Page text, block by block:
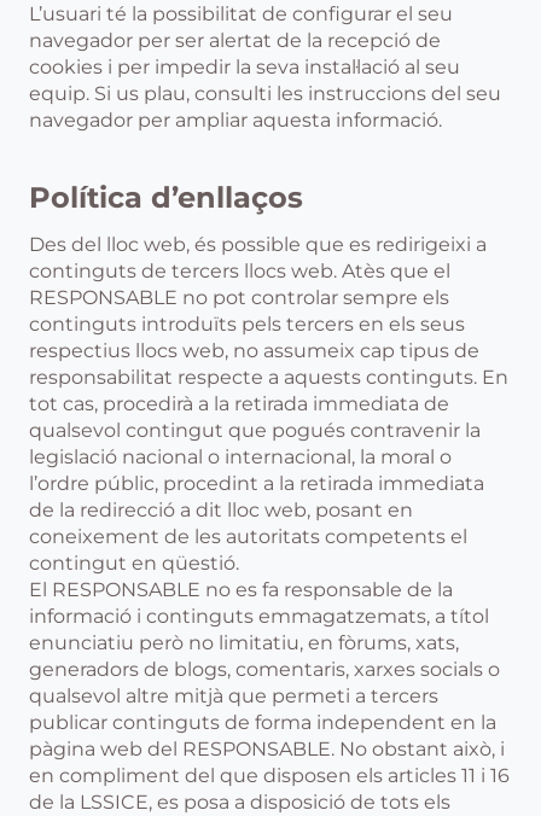
L’usuari té la possibilitat de configurar el seu
navegador per ser alertat de la recepció de
cookies i per impedir la seva instal·lació al seu
equip. Si us plau, consulti les instruccions del seu
navegador per ampliar aquesta informació.
Política d’enllaços
Des del lloc web, és possible que es redirigeixi a
continguts de tercers llocs web. Atès que el
RESPONSABLE no pot controlar sempre els
continguts introduïts pels tercers en els seus
respectius llocs web, no assumeix cap tipus de
responsabilitat respecte a aquests continguts. En
tot cas, procedirà a la retirada immediata de
qualsevol contingut que pogués contravenir la
legislació nacional o internacional, la moral o
l’ordre públic, procedint a la retirada immediata
de la redirecció a dit lloc web, posant en
coneixement de les autoritats competents el
contingut en qüestió.
El RESPONSABLE no es fa responsable de la
informació i continguts emmagatzemats, a títol
enunciatiu però no limitatiu, en fòrums, xats,
generadors de blogs, comentaris, xarxes socials o
qualsevol altre mitjà que permeti a tercers
publicar continguts de forma independent en la
pàgina web del RESPONSABLE. No obstant això, i
en compliment del que disposen els articles 11 i 16
de la LSSICE, es posa a disposició de tots els